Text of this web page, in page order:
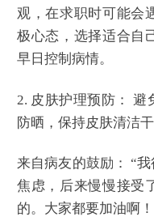
观，在求职时可能会
极心态，选择适合自
早日控制病情。
2. 皮肤护理预防：
防晒，保持皮肤清洁干
来自病友的鼓励： “
焦虑，后来慢慢接受
的。大家都要加油啊